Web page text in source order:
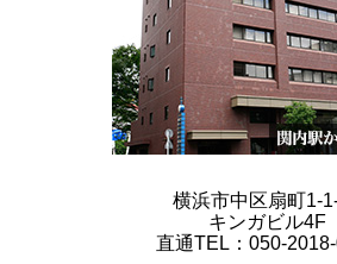
横浜市中区扇町1-
キンガビル4F
直通TEL：050-